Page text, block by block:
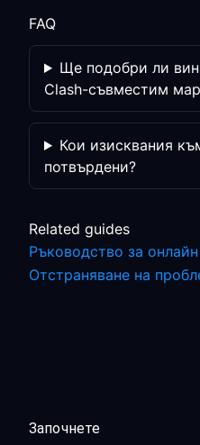
FAQ
Ще подобри ли
Clash-съвместим
Кои изисквания
потвърдени?
Related guides
Ръководство за
Отстраняване на
Започнете